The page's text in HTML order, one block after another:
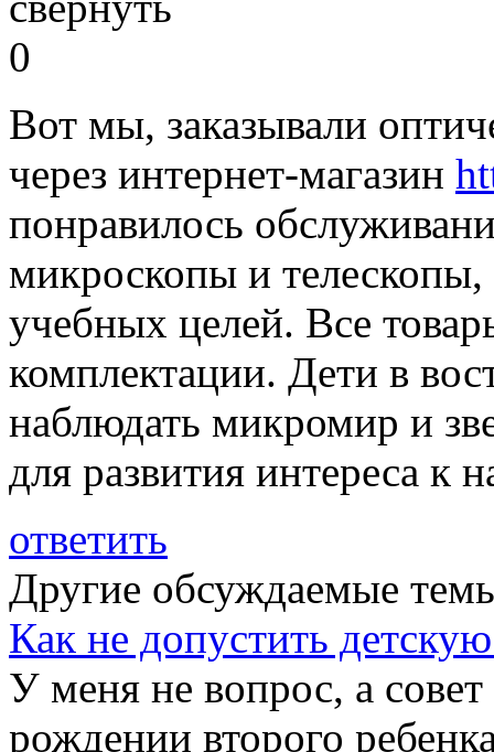
0
Вот мы, заказывали
через интернет-магазин
понравилось
микроскопы и
учебных целей. Все
комплектации. Дети в
наблюдать микромир и
для развития интереса к
ответить
Другие обсуждаемые
Как не допустить
У меня не вопрос, а
рождении второго